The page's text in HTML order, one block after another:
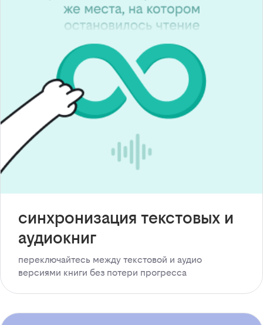
синхронизация текстовых и
аудиокниг
переключайтесь между текстовой и аудио
версиями книги без потери прогресса